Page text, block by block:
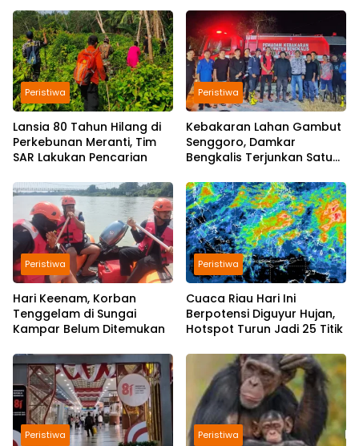
Peristiwa
Lansia 80 Tahun Hilang di
Perkebunan Meranti, Tim
SAR Lakukan Pencarian
Peristiwa
Kebakaran Lahan Gambut
Senggoro, Damkar
Bengkalis Terjunkan Satu
Peristiwa
Hari Keenam, Korban
Tenggelam di Sungai
Kampar Belum Ditemukan
Peristiwa
Cuaca Riau Hari Ini
Berpotensi Diguyur Hujan,
Hotspot Turun Jadi 25 Titik
Peristiwa Peristiwa